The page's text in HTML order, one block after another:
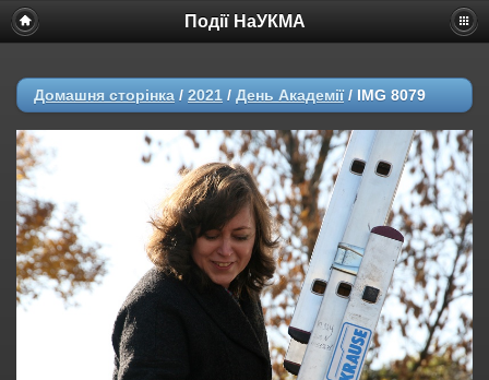
Події НаУКМА
Домашня сторінка / 2021 / День Академії/ IMG 8079